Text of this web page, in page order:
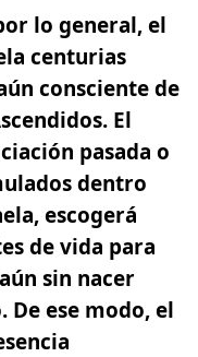
lo general, el
centurias
consciente de
El
pasada o
dentro
escogerá
de vida para
sin nacer
ese modo, el